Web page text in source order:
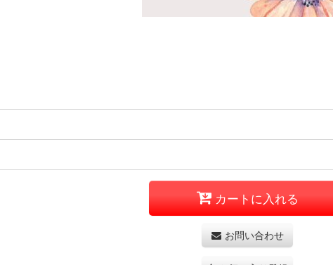
カートに入れる
お問い合わせ